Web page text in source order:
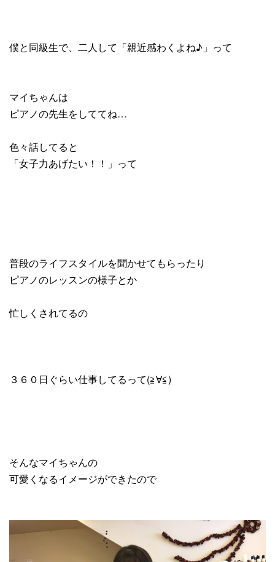
僕と同級生で、二人して「親近感わくよね♪」って
マイちゃんは
ピアノの先生をしててね…
色々話してると
「女子力あげたい！！」って
普段のライフスタイルを聞かせてもらったり
ピアノのレッスンの様子とか
忙しくされてるの
３６０日ぐらい仕事してるって(≧∀≦)
そんなマイちゃんの
可愛くなるイメージができたので